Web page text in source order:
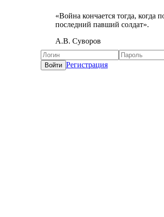
«Война кончается тогда, когда
последний павший солдат».
А.В. Суворов
Регистрация